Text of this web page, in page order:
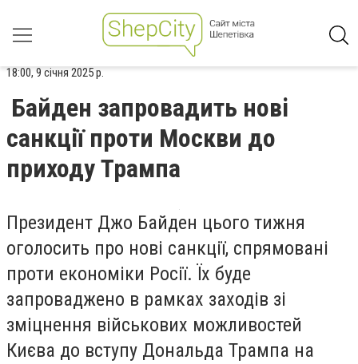
18:00, 9 січня 2025 р.
Байден запровадить нові
санкції проти Москви до
приходу Трампа
Президент Джо Байден цього тижня
оголосить про нові санкції, спрямовані
проти економіки Росії. Їх буде
запроваджено в рамках заходів зі
зміцнення військових можливостей
Києва до вступу Дональда Трампа на